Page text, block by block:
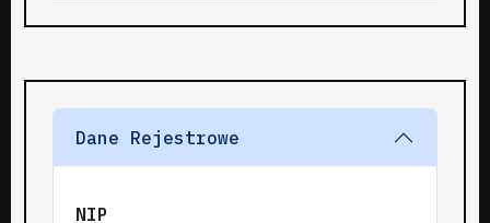
Dane Rejestrowe
NIP